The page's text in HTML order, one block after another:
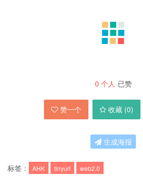
0 个人 已赞
赞一个 收藏 (0)
生成海报
标签： AHK tinyurl web2.0